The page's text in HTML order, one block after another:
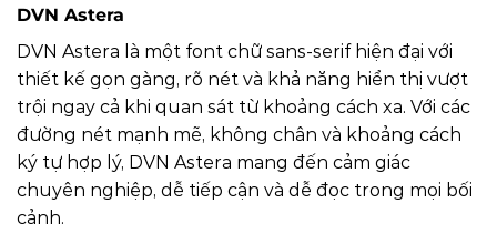
DVN Astera
DVN Astera là một font chữ sans-serif hiện đại với
thiết kế gọn gàng, rõ nét và khả năng hiển thị vượt
trội ngay cả khi quan sát từ khoảng cách xa. Với các
đường nét mạnh mẽ, không chân và khoảng cách
ký tự hợp lý, DVN Astera mang đến cảm giác
chuyên nghiệp, dễ tiếp cận và dễ đọc trong mọi bối
cảnh.